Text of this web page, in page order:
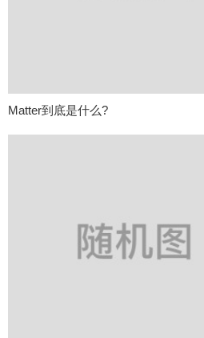
Matter到底是什么?